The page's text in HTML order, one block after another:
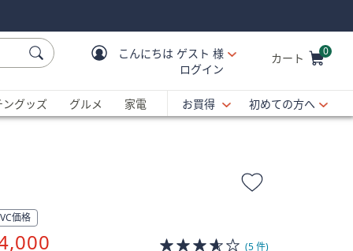
こんにちは ゲスト 様
ログイン
カート 0
ングッズ
グルメ 家電 お買得 初めての方へ
価格
(5 件)